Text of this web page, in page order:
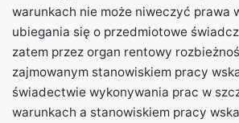
warunkach nie może niweczyć prawa
ubiegania się o przedmiotowe
zatem przez organ rentowy
zajmowanym stanowiskiem pracy
świadectwie wykonywania prac w
warunkach a stanowiskiem pracy